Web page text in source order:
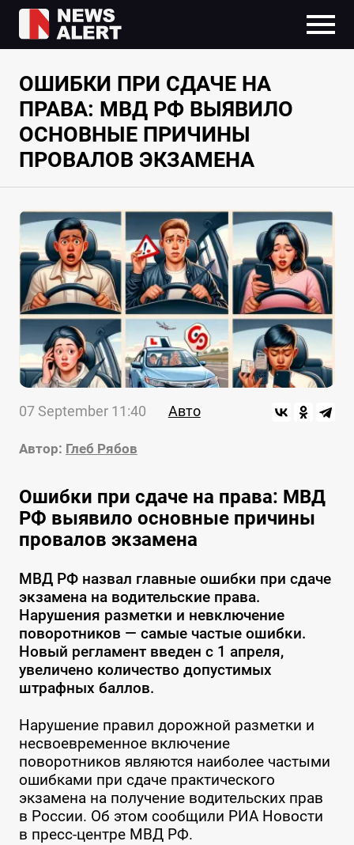
ОШИБКИ ПРИ СДАЧЕ НА
ПРАВА: МВД РФ ВЫЯВИЛО
ОСНОВНЫЕ ПРИЧИНЫ
ПРОВАЛОВ ЭКЗАМЕНА
07 September 11:40 Авто
Автор: Глеб Рябов
Ошибки при сдаче на права: МВД
РФ выявило основные причины
провалов экзамена
МВД РФ назвал главные ошибки при сдаче
экзамена на водительские права.
Нарушения разметки и невключение
поворотников — самые частые ошибки.
Новый регламент введен с 1 апреля,
увеличено количество допустимых
штрафных баллов.
Нарушение правил дорожной разметки и
несвоевременное включение
поворотников являются наиболее частыми
ошибками при сдаче практического
экзамена на получение водительских прав
в России. Об этом сообщили РИА Новости
в пресс-центре МВД РФ.